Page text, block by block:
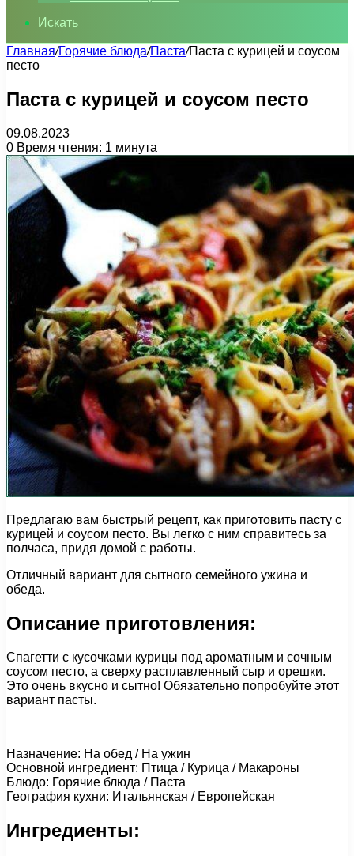
Искать
Главная/Горячие блюда/Паста/Паста с курицей и соусом
песто
Паста с курицей и соусом песто
09.08.2023
0 Время чтения: 1 минута
Предлагаю вам быстрый рецепт, как приготовить пасту с
курицей и соусом песто. Вы легко с ним справитесь за
полчаса, придя домой с работы.
Отличный вариант для сытного семейного ужина и
обеда.
Описание приготовления:
Спагетти с кусочками курицы под ароматным и сочным
соусом песто, а сверху расплавленный сыр и орешки.
Это очень вкусно и сытно! Обязательно попробуйте этот
вариант пасты.
Назначение: На обед / На ужин
Основной ингредиент: Птица / Курица / Макароны
Блюдо: Горячие блюда / Паста
География кухни: Итальянская / Европейская
Ингредиенты: